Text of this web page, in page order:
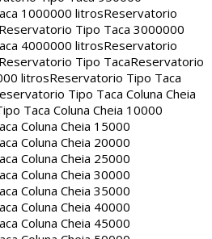
1000000 litrosReservatorio
Reservatorio Tipo Taca 3000000
4000000 litrosReservatorio
Reservatorio Tipo TacaReservatorio
litrosReservatorio Tipo Taca
Tipo Taca Coluna Cheia
Taca Coluna Cheia 10000
Coluna Cheia 15000
Coluna Cheia 20000
Coluna Cheia 25000
Coluna Cheia 30000
Coluna Cheia 35000
Coluna Cheia 40000
Coluna Cheia 45000